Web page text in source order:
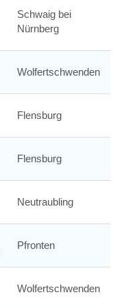
Schwaig bei
Nürnberg
Wolfertschwenden
Flensburg
Flensburg
Neutraubling
Pfronten
Wolfertschwenden